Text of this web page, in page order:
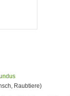
Raubtiere)